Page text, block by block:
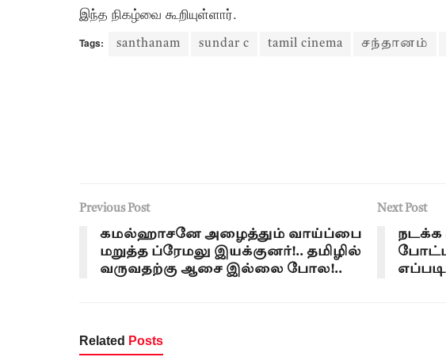
இந்த நிகழ்வை கூறியுள்ளார்.
Tags: santhanam sundar c tamil cinema சந்தானம்
Previous Post
கமல்ஹாசனே அழைத்தும் வாய்ப்பை
மறுத்த ப்ரேமலு இயக்குனர்!.. தமிழில்
வருவதற்கு ஆசை இல்லை போல!..
Next Post
நடக்க
போட்ட
Related Posts